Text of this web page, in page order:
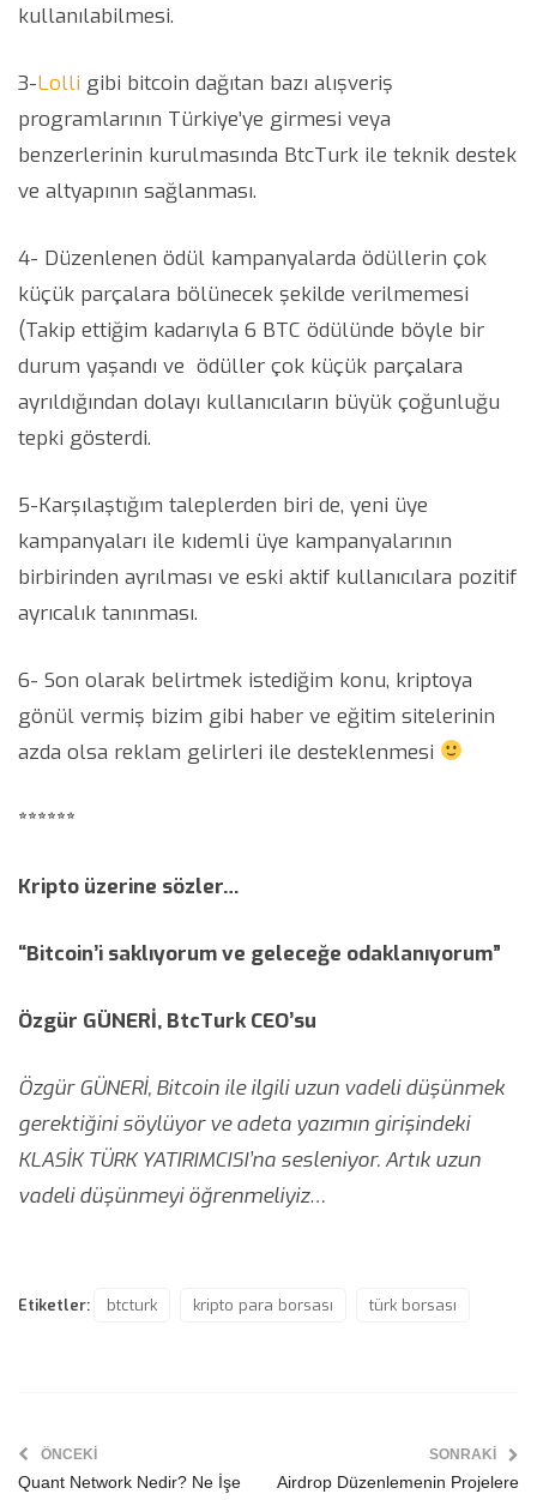
kullanılabilmesi.
3-Lolli gibi bitcoin dağıtan bazı alışveriş
programlarının Türkiye’ye girmesi veya
benzerlerinin kurulmasında BtcTurk ile teknik destek
ve altyapının sağlanması.
4- Düzenlenen ödül kampanyalarda ödüllerin çok
küçük parçalara bölünecek şekilde verilmemesi
(Takip ettiğim kadarıyla 6 BTC ödülünde böyle bir
durum yaşandı ve ödüller çok küçük parçalara
ayrıldığından dolayı kullanıcıların büyük çoğunluğu
tepki gösterdi.
5-Karşılaştığım taleplerden biri de, yeni üye
kampanyaları ile kıdemli üye kampanyalarının
birbirinden ayrılması ve eski aktif kullanıcılara pozitif
ayrıcalık tanınması.
6- Son olarak belirtmek istediğim konu, kriptoya
gönül vermiş bizim gibi haber ve eğitim sitelerinin
azda olsa reklam gelirleri ile desteklenmesi
******
Kripto üzerine sözler…
“Bitcoin’i saklıyorum ve geleceğe odaklanıyorum”
Özgür GÜNERİ, BtcTurk CEO’su
Özgür GÜNERİ, Bitcoin ile ilgili uzun vadeli düşünmek
gerektiğini söylüyor ve adeta yazımın girişindeki
KLASİK TÜRK YATIRIMCISI’na sesleniyor. Artık uzun
vadeli düşünmeyi öğrenmeliyiz…
Etiketler: btcturk kripto para borsası türk borsası
ÖNCEKI
Quant Network Nedir? Ne İşe
SONRAKI
Airdrop Düzenlemenin Projelere